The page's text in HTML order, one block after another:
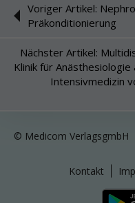
Voriger Artikel:
Präkonditionierung
Nächster Artikel:
Klinik für
Intensivmedizin
© Medicom VerlagsgmbH
Kontakt